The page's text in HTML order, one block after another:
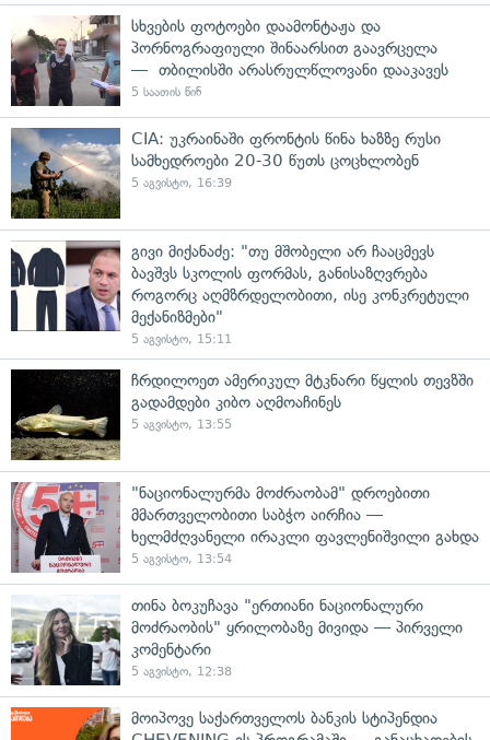
სხვების ფოტოები დაამონტაჟა და
პორნოგრაფიული შინაარსით გაავრცელა
— თბილისში არასრულწლოვანი დააკავეს
5 საათის წინ
CIA: უკრაინაში ფრონტის წინა ხაზზე რუსი
სამხედროები 20-30 წუთს ცოცხლობენ
5 აგვისტო, 16:39
გივი მიქანაძე: "თუ მშობელი არ ჩააცმევს
ბავშვს სკოლის ფორმას, განისაზღვრება
როგორც აღმზრდელობითი, ისე კონკრეტული
მექანიზმები"
5 აგვისტო, 15:11
ჩრდილოეთ ამერიკულ მტკნარი წყლის თევზში
გადამდები კიბო აღმოაჩინეს
5 აგვისტო, 13:55
"ნაციონალურმა მოძრაობამ" დროებითი
მმართველობითი საბჭო აირჩია —
ხელმძღვანელი ირაკლი ფავლენიშვილი გახდა
5 აგვისტო, 13:54
თინა ბოკუჩავა "ერთიანი ნაციონალური
მოძრაობის" ყრილობაზე მივიდა — პირველი
კომენტარი
5 აგვისტო, 12:38
მოიპოვე საქართველოს ბანკის სტიპენდია